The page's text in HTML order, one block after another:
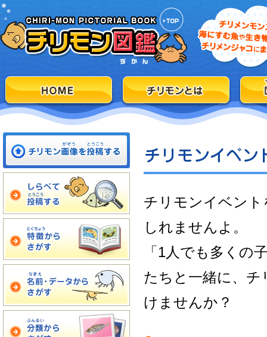
チリモンイベン
しれませんよ。
「1人でも多くの
たちと一緒に、
けませんか？